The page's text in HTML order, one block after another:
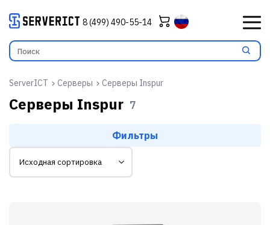
8 (499) 490-55-14
ServerICT Серверы Серверы Inspur
Серверы Inspur 7
Фильтры